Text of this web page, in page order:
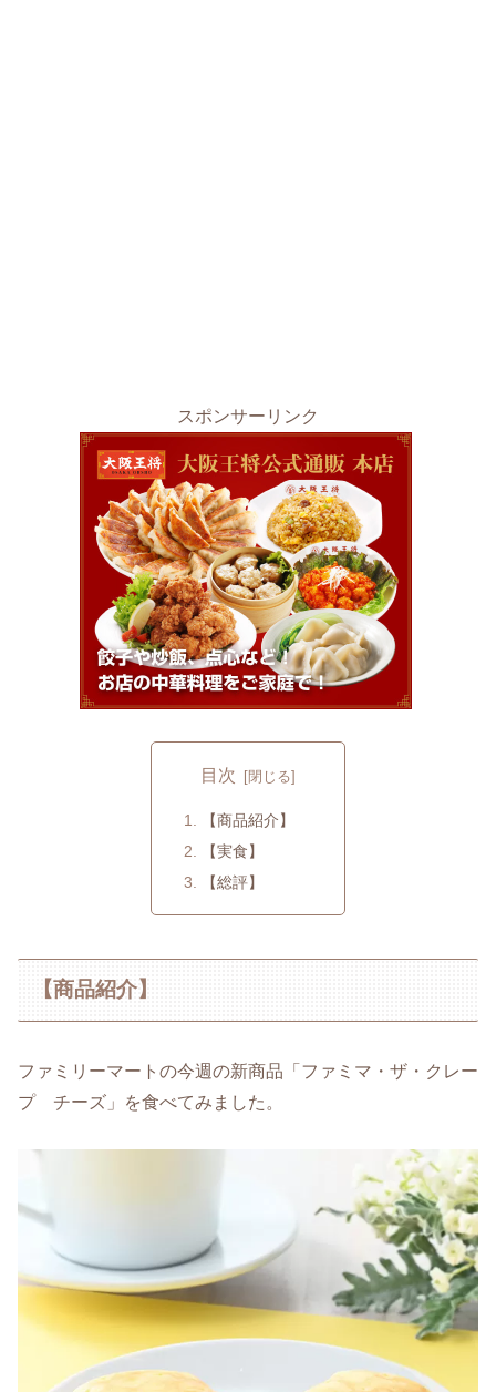
スポンサーリンク
目次
【商品紹介】
【実食】
【総評】
【商品紹介】
ファミリーマートの今週の新商品「ファミマ・ザ・クレー
プ チーズ」を食べてみました。